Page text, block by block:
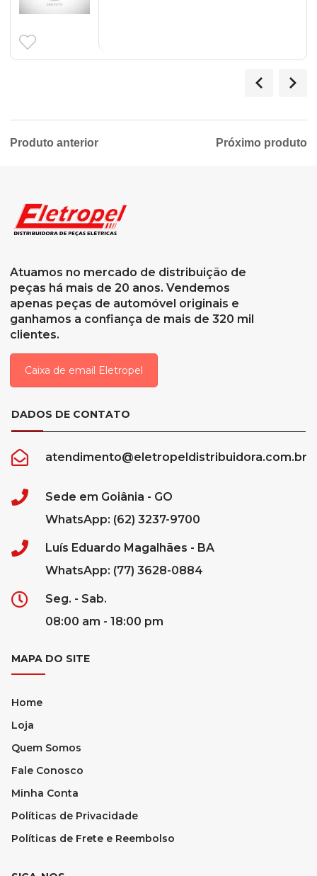
Produto anterior Próximo produto
Atuamos no mercado de distribuição de
peças há mais de 20 anos. Vendemos
apenas peças de automóvel originais e
ganhamos a confiança de mais de 320 mil
clientes.
Caixa de email Eletropel
DADOS DE CONTATO
atendimento@eletropeldistribuidora.com.br
Sede em Goiânia - GO
WhatsApp: (62) 3237-9700
Luís Eduardo Magalhães - BA
WhatsApp: (77) 3628-0884
Seg. - Sab.
08:00 am - 18:00 pm
MAPA DO SITE
Home
Loja
Quem Somos
Fale Conosco
Minha Conta
Políticas de Privacidade
Políticas de Frete e Reembolso